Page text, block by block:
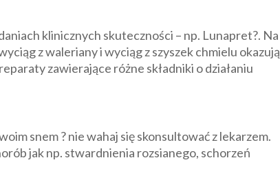
klinicznych skuteczności – np. Lunapret?. Na
z waleriany i wyciąg z szyszek chmielu okazują
zawierające różne składniki o działaniu
snem ? nie wahaj się skonsultować z lekarzem.
jak np. stwardnienia rozsianego, schorzeń